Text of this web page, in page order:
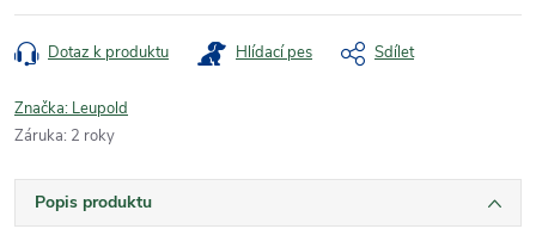
Dotaz k produktu Hlídací pes Sdílet
Značka: Leupold
Záruka: 2 roky
Popis produktu